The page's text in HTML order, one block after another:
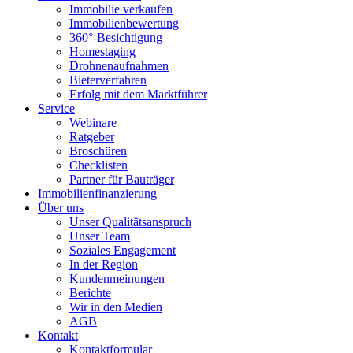
Immobilie verkaufen
Immobilienbewertung
360°-Besichtigung
Homestaging
Drohnenaufnahmen
Bieterverfahren
Erfolg mit dem Marktführer
Service
Webinare
Ratgeber
Broschüren
Checklisten
Partner für Bauträger
Immobilienfinanzierung
Über uns
Unser Qualitätsanspruch
Unser Team
Soziales Engagement
In der Region
Kundenmeinungen
Berichte
Wir in den Medien
AGB
Kontakt
Kontaktformular